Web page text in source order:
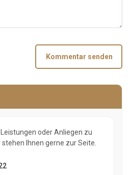
Kommentar senden
oder Anliegen zu
Ihnen gerne zur Seite.